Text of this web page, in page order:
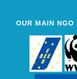
OUR MAIN NGO